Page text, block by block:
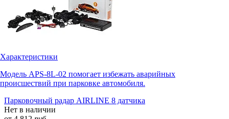
Характеристики
Модель APS-8L-02 помогает избежать аварийных
происшествий при парковке автомобиля.
Парковочный радар AIRLINE 8 датчика
Нет в наличии